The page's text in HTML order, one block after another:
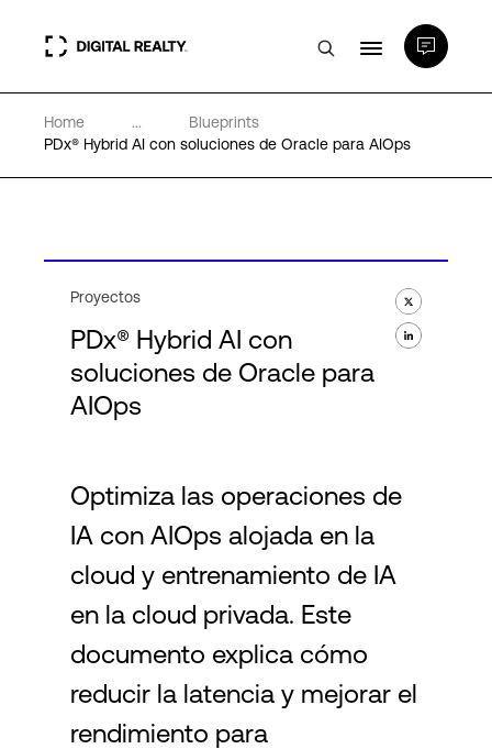
Centros de Datos
Experiencia y recursos
Acerca de
Language
Login
Home ...
Blueprints
PDx® Hybrid AI con soluciones de Oracle para AIOps
Proyectos
PDx® Hybrid AI con
soluciones de Oracle para
AIOps
Optimiza las operaciones de
IA con AIOps alojada en la
cloud y entrenamiento de IA
en la cloud privada. Este
documento explica cómo
reducir la latencia y mejorar el
rendimiento para